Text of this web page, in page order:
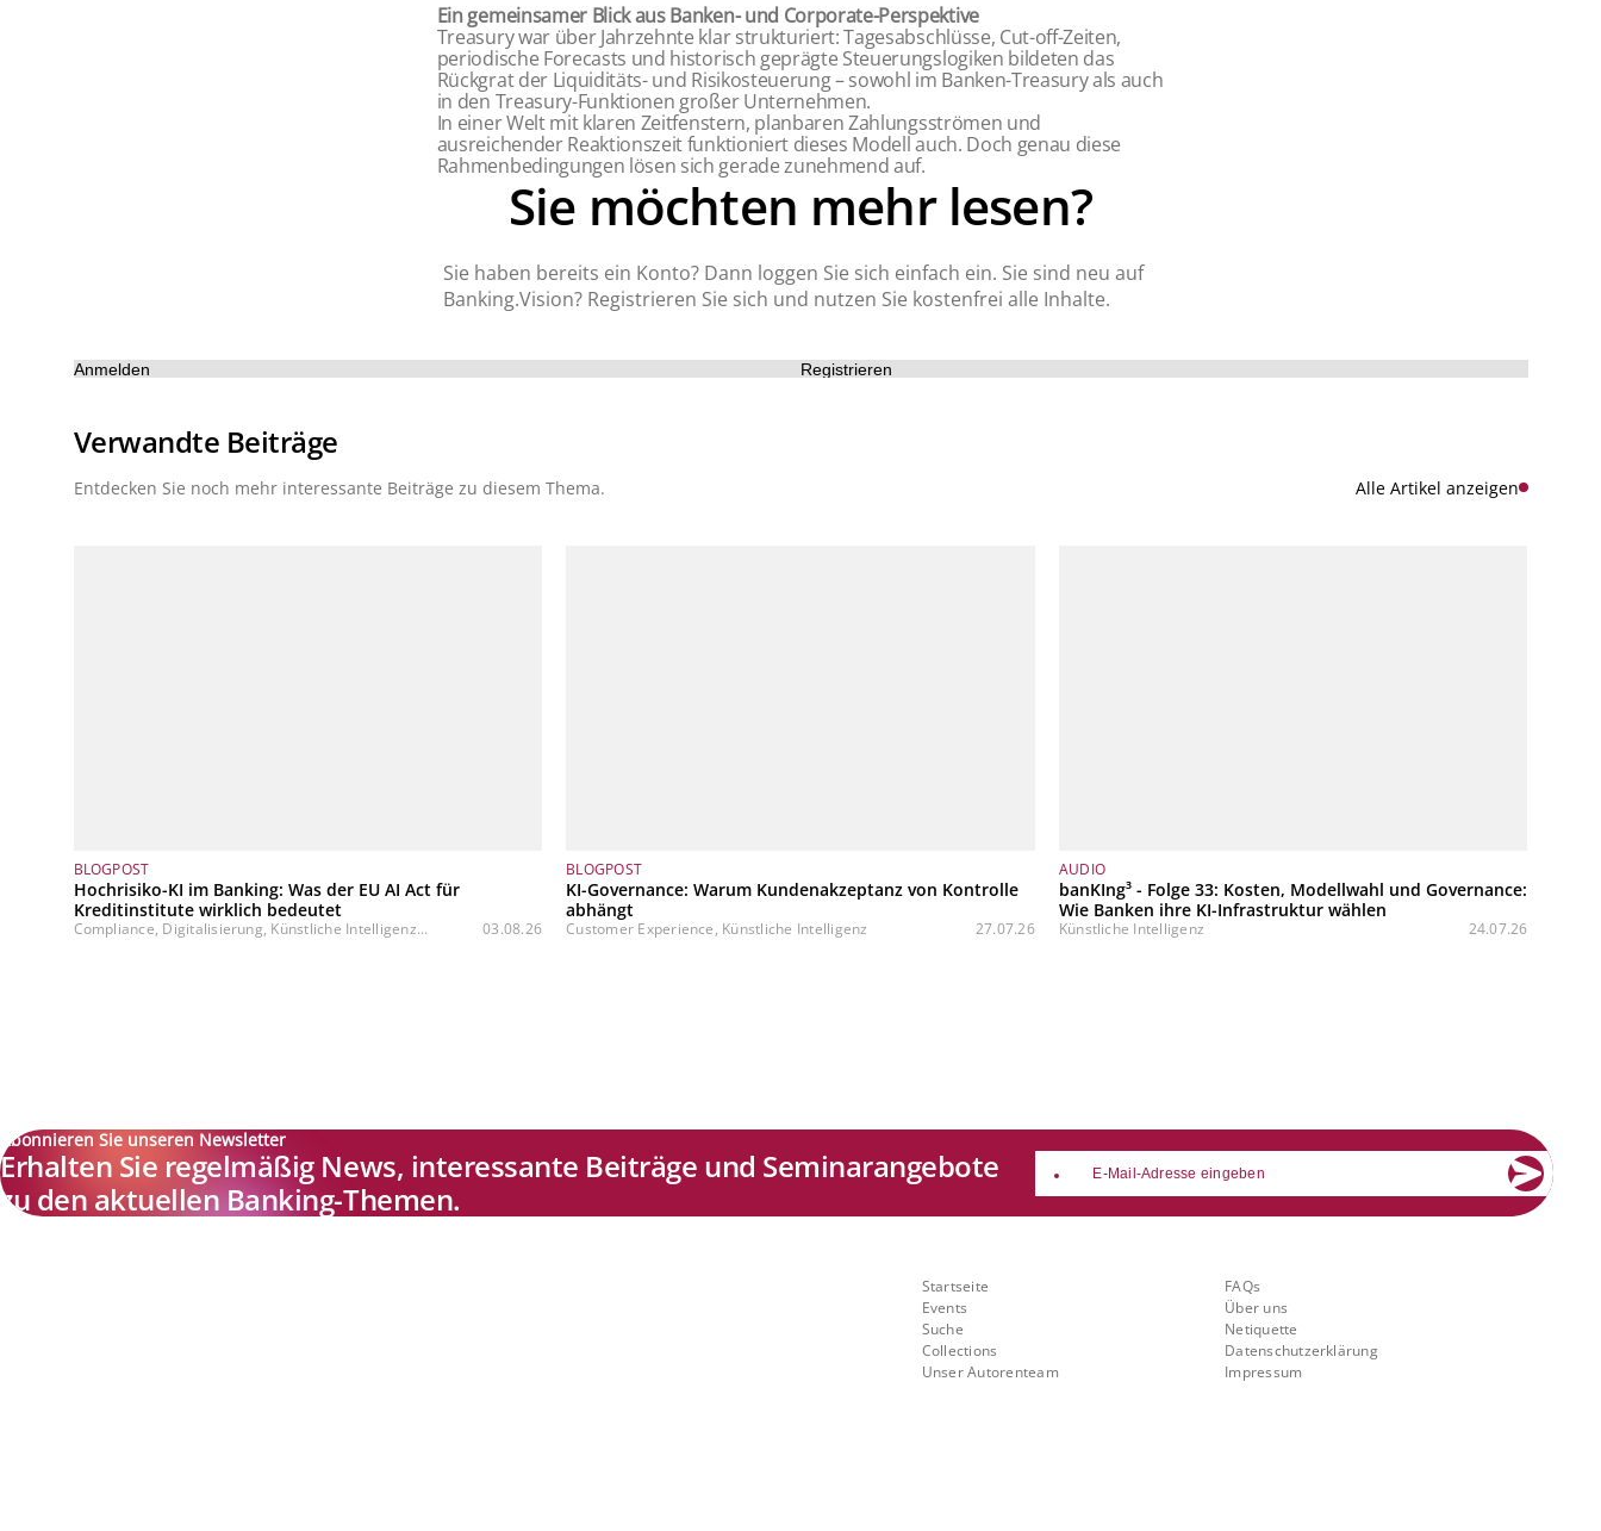
Ein gemeinsamer Blick aus Banken- und Corporate-Perspektive
Treasury war über Jahrzehnte klar strukturiert: Tagesabschlüsse, Cut-off-Zeiten,
periodische Forecasts und historisch geprägte Steuerungslogiken bildeten das
Rückgrat der Liquiditäts- und Risikosteuerung – sowohl im Banken-Treasury als auch
in den Treasury-Funktionen großer Unternehmen.
In einer Welt mit klaren Zeitfenstern, planbaren Zahlungsströmen und
ausreichender Reaktionszeit funktioniert dieses Modell auch. Doch genau diese
Rahmenbedingungen lösen sich gerade zunehmend auf.
Sie möchten mehr lesen?
Sie haben bereits ein Konto? Dann loggen Sie sich einfach ein. Sie sind neu auf
Banking.Vision? Registrieren Sie sich und nutzen Sie kostenfrei alle Inhalte.
Anmelden Registrieren
Verwandte Beiträge
Entdecken Sie noch mehr interessante Beiträge zu diesem Thema. Alle Artikel anzeigen
BLOGPOST
Hochrisiko-KI im Banking: Was der EU AI Act für
Kreditinstitute wirklich bedeutet
Compliance, Digitalisierung, Künstliche Intelligenz... 03.08.26
BLOGPOST
KI-Governance: Warum Kundenakzeptanz von Kontrolle
abhängt
Customer Experience, Künstliche Intelligenz 27.07.26
AUDIO
banKIng³ - Folge 33: Kosten, Modellwahl und Governance:
Wie Banken ihre KI-Infrastruktur wählen
Künstliche Intelligenz 24.07.26
Abonnieren Sie unseren Newsletter
Erhalten Sie regelmäßig News, interessante Beiträge und Seminarangebote
zu den aktuellen Banking-Themen.
email
Startseite
Events
Suche
Collections
Unser Autorenteam
FAQs
Über uns
Netiquette
Datenschutzerklärung
Impressum